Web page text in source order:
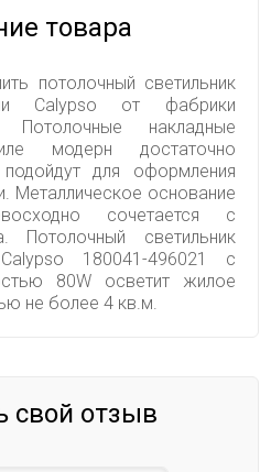
товара
потолочный светильник
Calypso от фабрики
Потолочные накладные
модерн достаточно
для оформления
Металлическое основание
сочетается с
Потолочный светильник
180041-496021 с
80W осветит жилое
не более 4 кв.м.
свой отзыв